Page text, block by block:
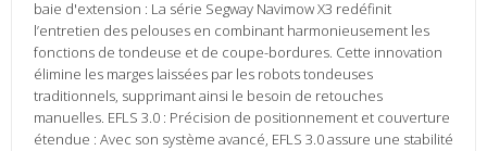
baie d'extension : La série Segway Navimow X3 redéfinit
l’entretien des pelouses en combinant harmonieusement les
fonctions de tondeuse et de coupe-bordures. Cette innovation
élimine les marges laissées par les robots tondeuses
traditionnels, supprimant ainsi le besoin de retouches
manuelles. EFLS 3.0 : Précision de positionnement et couverture
étendue : Avec son système avancé, EFLS 3.0 assure une stabilité